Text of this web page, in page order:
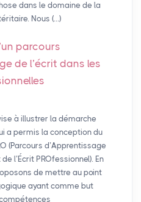
dans le domaine de la
Nous (…)
parcours
de l’écrit dans les
à illustrer la démarche
a permis la conception du
(Parcours d’Apprentissage
l’Écrit PROfessionnel). En
de mettre au point
ayant comme but